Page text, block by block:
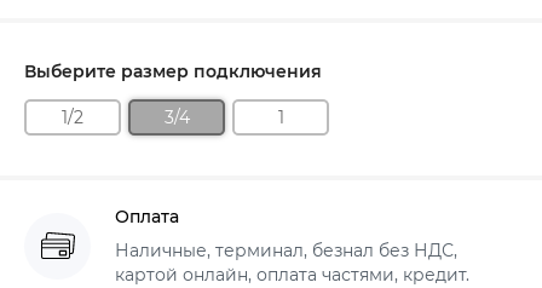
Выберите размер подключения
1/2 3/4 1
Оплата
Наличные, терминал, безнал без НДС,
картой онлайн, оплата частями, кредит.